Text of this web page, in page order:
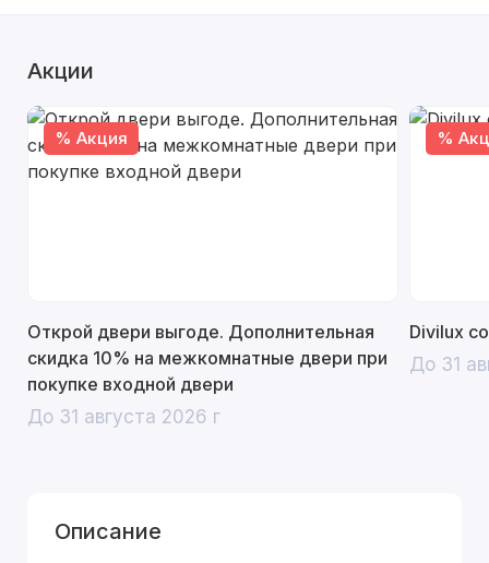
Акции
% Акция
Открой двери выгоде. Дополнительная
скидка 10% на межкомнатные двери при
покупке входной двери
До 31 августа 2026 г
%
Divilux
До 31
Описание